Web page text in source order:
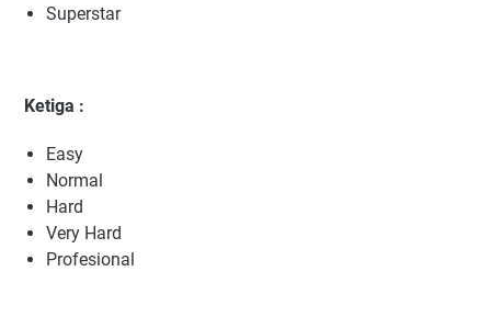
Superstar
Ketiga :
Easy
Normal
Hard
Very Hard
Profesional